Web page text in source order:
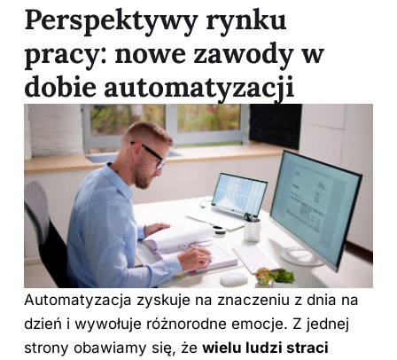
Perspektywy rynku
pracy: nowe zawody w
dobie automatyzacji
Automatyzacja zyskuje na znaczeniu z dnia na
dzień i wywołuje różnorodne emocje. Z jednej
strony obawiamy się, że wielu ludzi straci